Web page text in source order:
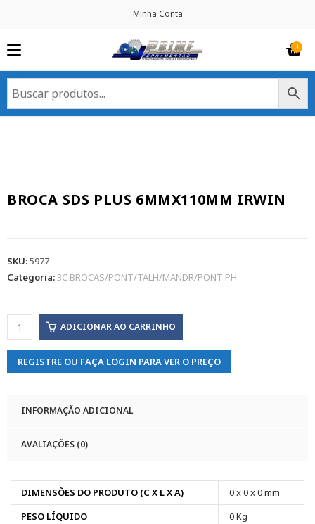
Minha Conta
BROCA SDS PLUS 6MMX110MM IRWIN
SKU:5977
Categoria:3C BROCAS/PONT/TALH/MANDR/PONT PH
ADICIONAR AO CARRINHO
REGISTRE OU FAÇA LOGIN PARA VER O PREÇO
INFORMAÇÃO ADICIONAL
AVALIAÇÕES (0)
DIMENSÕES DO PRODUTO (C X L X A)
0 x 0 x 0 mm
PESO LÍQUIDO
0 Kg